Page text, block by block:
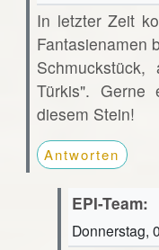
In letzter Zeit
Fantasienamen
Türkis". Gerne
diesem Stein!
Antworten
EPI-Team:
Donnerstag,